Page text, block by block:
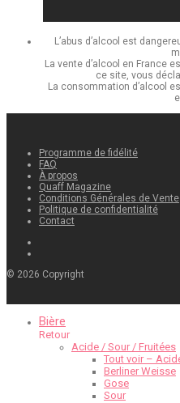
L’abus d’alcool est
La vente d’alcool en France
ce site, vous
La consommation d’alcool
Programme de fidélité
FAQ
À propos
Quaff Magazine
Conditions Générales de Vente
Politique de confidentialité
Contact
© 2026 Copyright
Bière
Retour
Acide / Sour / Fruitées
Tout voir –
Berliner Weisse
Gose
Sour